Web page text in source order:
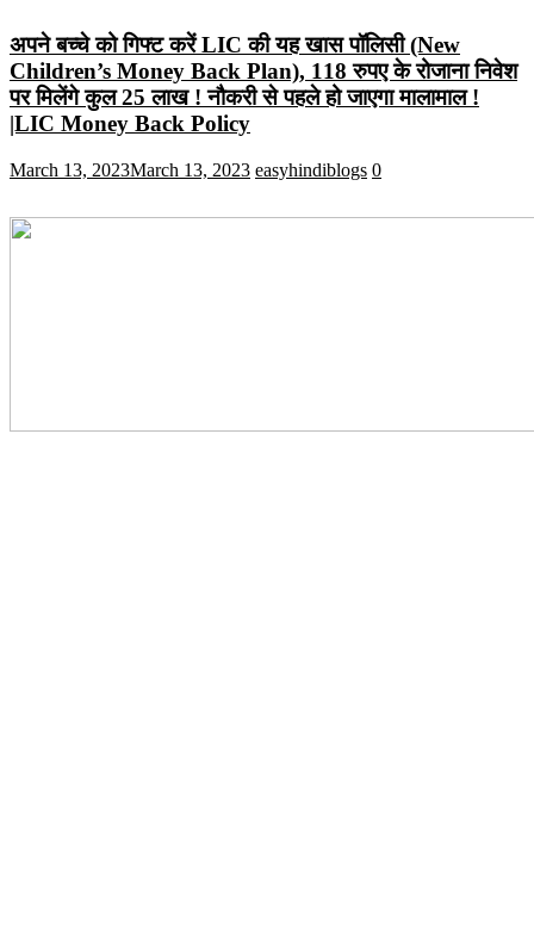
अपने बच्चे को गिफ्ट करें LIC की यह खास पॉलिसी (New
Children’s Money Back Plan), 118 रुपए के रोजाना निवेश
पर मिलेंगे कुल 25 लाख ! नौकरी से पहले हो जाएगा मालामाल !
|LIC Money Back Policy
March 13, 2023March 13, 2023 easyhindiblogs 0